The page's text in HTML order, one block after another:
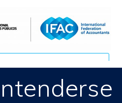
content